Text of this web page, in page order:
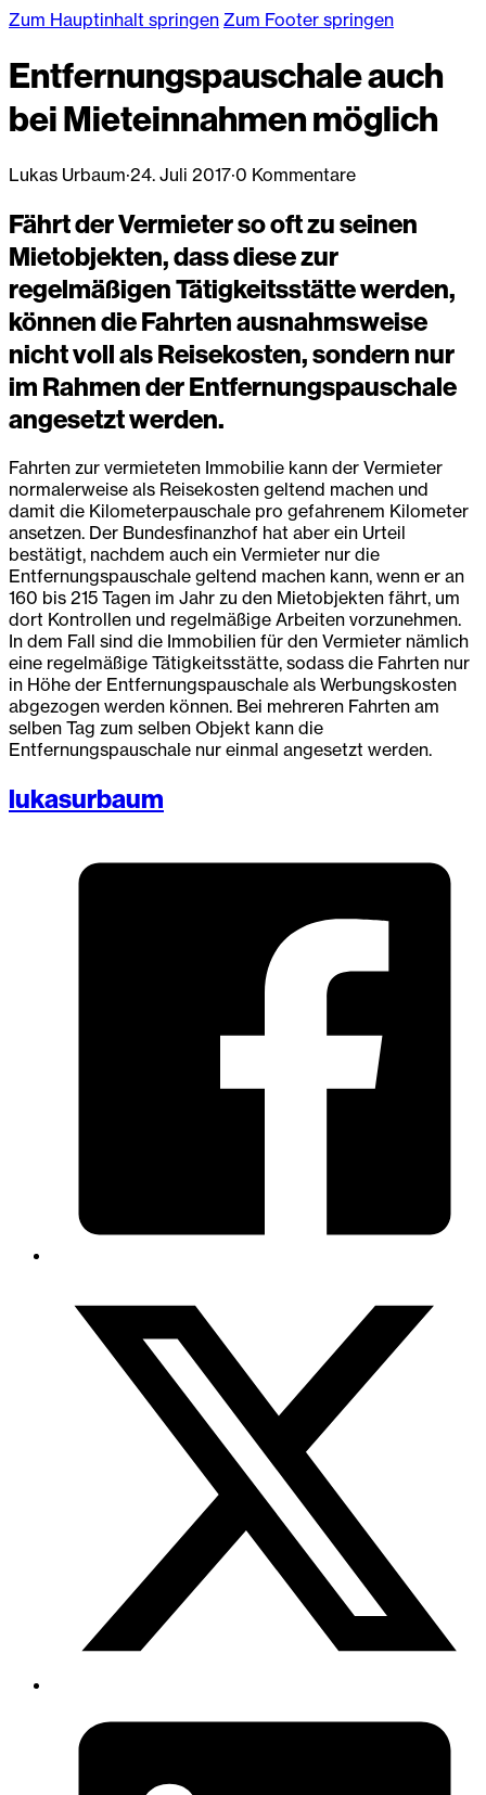
Zum Hauptinhalt springen Zum Footer springen
Entfernungspauschale auch
bei Mieteinnahmen möglich
Lukas Urbaum·24. Juli 2017·0 Kommentare
Fährt der Vermieter so oft zu seinen
Mietobjekten, dass diese zur
regelmäßigen Tätigkeitsstätte werden,
können die Fahrten ausnahmsweise
nicht voll als Reisekosten, sondern nur
im Rahmen der Entfernungspauschale
angesetzt werden.
Fahrten zur vermieteten Immobilie kann der Vermieter
normalerweise als Reisekosten geltend machen und
damit die Kilometerpauschale pro gefahrenem Kilometer
ansetzen. Der Bundesfinanzhof hat aber ein Urteil
bestätigt, nachdem auch ein Vermieter nur die
Entfernungspauschale geltend machen kann, wenn er an
160 bis 215 Tagen im Jahr zu den Mietobjekten fährt, um
dort Kontrollen und regelmäßige Arbeiten vorzunehmen.
In dem Fall sind die Immobilien für den Vermieter nämlich
eine regelmäßige Tätigkeitsstätte, sodass die Fahrten nur
in Höhe der Entfernungspauschale als Werbungskosten
abgezogen werden können. Bei mehreren Fahrten am
selben Tag zum selben Objekt kann die
Entfernungspauschale nur einmal angesetzt werden.
lukasurbaum